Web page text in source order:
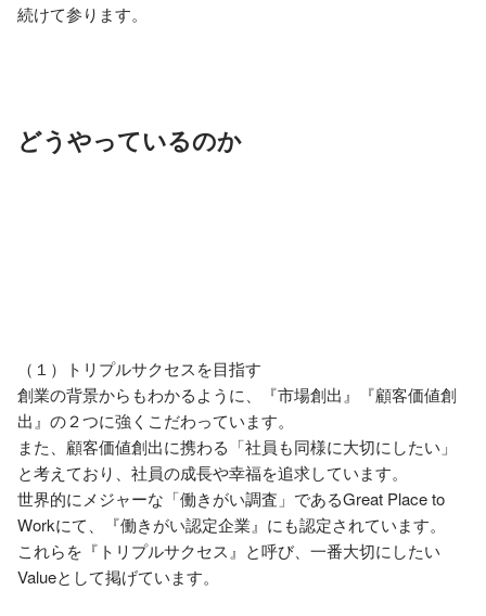
続けて参ります。
どうやっているのか
（１）トリプルサクセスを目指す
創業の背景からもわかるように、『市場創出』『顧客価値創
出』の２つに強くこだわっています。
また、顧客価値創出に携わる「社員も同様に大切にしたい」
と考えており、社員の成長や幸福を追求しています。
世界的にメジャーな「働きがい調査」であるGreat Place to
Workにて、『働きがい認定企業』にも認定されています。
これらを『トリプルサクセス』と呼び、一番大切にしたい
Valueとして掲げています。